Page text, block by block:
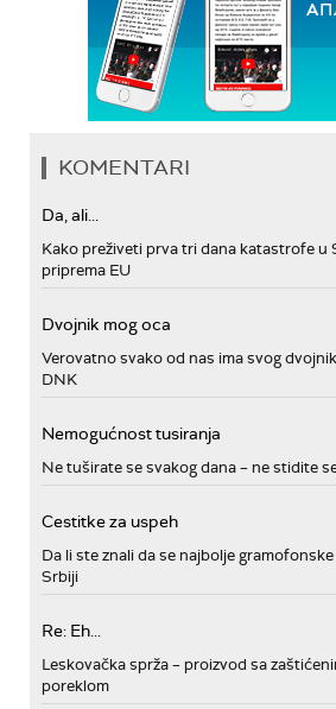
KOMENTARI
Da, ali...
Kako preživeti prva tri dana katastrofe u
priprema EU
Dvojnik mog oca
Verovatno svako od nas ima svog
DNK
Nemogućnost tusiranja
Ne tuširate se svakog dana – ne stidite
Cestitke za uspeh
Da li ste znali da se najbolje
Srbiji
Re: Eh...
Leskovačka sprža – proizvod sa
poreklom